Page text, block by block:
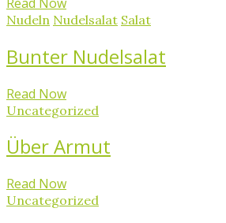
Nudeln Nudelsalat Salat
Bunter Nudelsalat
Read Now
Uncategorized
Über Armut
Read Now
Uncategorized